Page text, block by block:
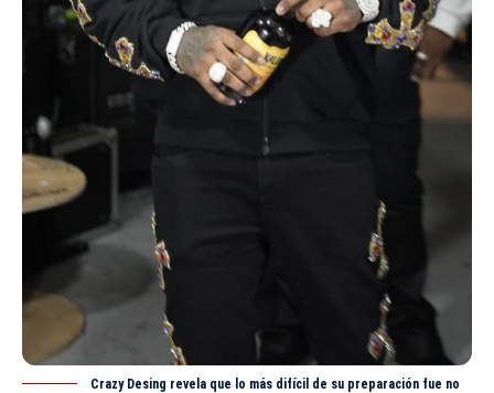
Crazy Desing revela que lo más difícil de su preparación fue no